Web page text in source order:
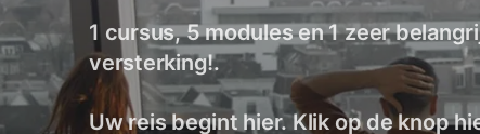
1 cursus, 5 modules en 1 zeer
versterking!.
Uw reis begint hier. Klik op de knop